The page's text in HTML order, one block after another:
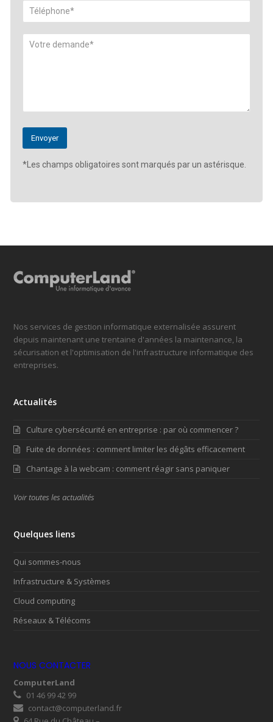
*Les champs obligatoires sont marqués par un astérisque.
Nos services de gestion informatique externalisée assurent
depuis maintenant une trentaine d'années la maintenance, la
sécurisation et l'optimisation de l'infrastructure informatique des
entreprises.
Actualités
Culture cybersécurité en entreprise : par où commencer ?
Fuite de données : comment limiter les dégâts efficacement
Chantage à la webcam : comment réagir sans paniquer
Voir toutes les actualités
Quelques liens
Qui sommes-nous
Infrastructure & Systèmes
Cloud computing
Réseaux & Télécoms
NOUS CONTACTER
ComputerLand
01 46 99 42 99
contact@computerland.fr